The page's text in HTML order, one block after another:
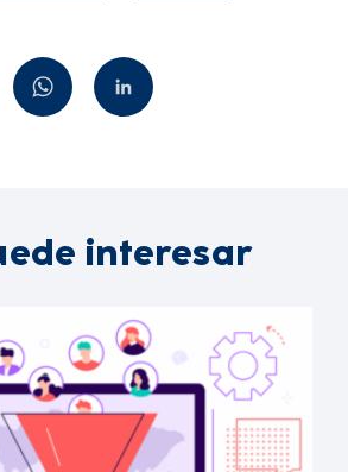
interesar